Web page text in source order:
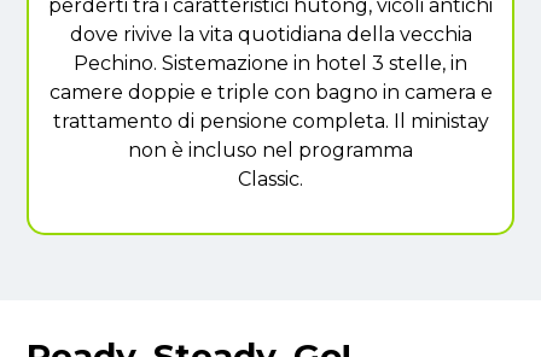
perderti tra i caratteristici hutong, vicoli antichi
dove rivive la vita quotidiana della vecchia
Pechino. Sistemazione in hotel 3 stelle, in
camere doppie e triple con bagno in camera e
trattamento di pensione completa. Il ministay
non è incluso nel programma
Classic.